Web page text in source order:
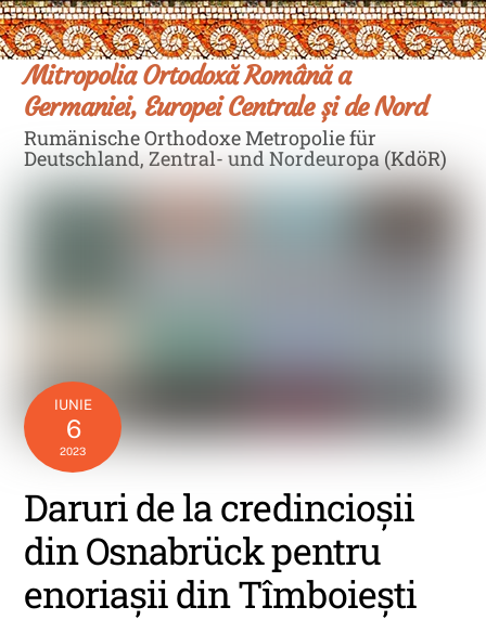
Skip
to
content
Mitropolia Ortodoxă Română a
Germaniei, Europei Centrale și de Nord
Rumänische Orthodoxe Metropolie für
Deutschland, Zentral- und Nordeuropa (KdöR)
IUNIE
6
2023
Daruri de la credincioșii
din Osnabrück pentru
enoriașii din Tîmboiești